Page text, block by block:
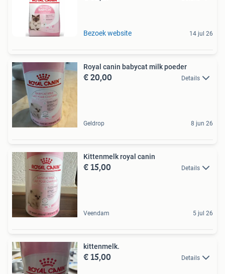
Bezoek website 14 jul 26
Royal canin babycat milk poeder
€ 20,00 Details
Geldrop 8 jun 26
Kittenmelk royal canin
€ 15,00 Details
Veendam 5 jul 26
kittenmelk.
€ 15,00 Details